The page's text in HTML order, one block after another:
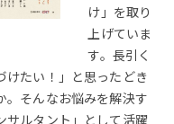
け」を取り
上げていま
す。長引く
けたい！」と思ったどき
。そんなお悩みを解決す
ルタント」として活躍